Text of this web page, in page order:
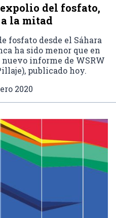
del fosfato,
la mitad
fosfato desde el Sáhara
ha sido menor que en
nuevo informe de WSRW
publicado hoy.
2020